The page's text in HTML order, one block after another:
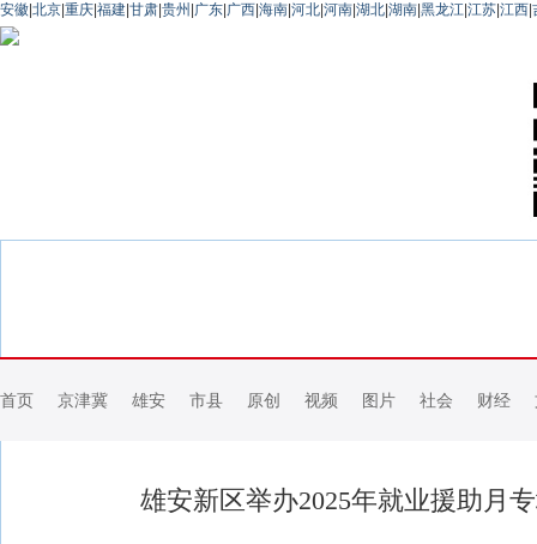
安徽 北京 重庆 福建 甘肃 贵州 广东 广西 海南 河北 河南 湖北 湖南 黑龙江 江苏 江西
首页 京津冀 雄安 市县 原创 视频 图片 社会 财经
雄安新区举办2025年就业援助月